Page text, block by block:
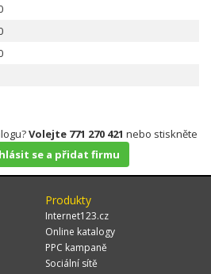
Volejte 771 270 421 nebo stiskněte
se a přidat firmu
Produkty
Internet123.cz
Online katalogy
PPC kampaně
Sociální sítě